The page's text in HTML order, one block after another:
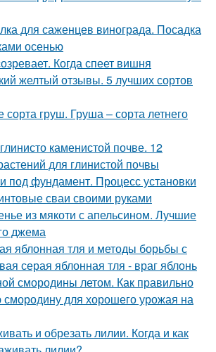
для саженцев винограда. Посадка
осенью
Когда спеет вишня
желтый отзывы. 5 лучших сортов
груш. Груша – сорта летнего
каменистой почве. 12
для глинистой почвы
под фундамент. Процесс установки
сваи своими руками
из мякоти с апельсином. Лучшие
джема
яблонная тля и методы борьбы с
серая яблонная тля - враг яблонь
смородины летом. Как правильно
смородину для хорошего урожая на
и обрезать лилии. Когда и как